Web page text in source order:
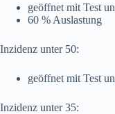
geöffnet mit Test
60 % Auslastung
Inzidenz unter 50:
geöffnet mit Test
Inzidenz unter 35: